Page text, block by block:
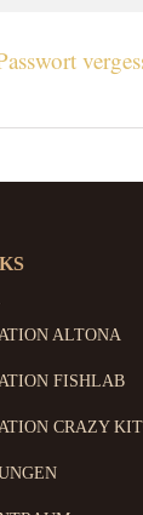
ALTONA
FISHLAB
CRAZY